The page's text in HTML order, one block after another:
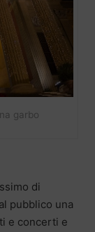
garbo
di
pubblico una
e concerti e